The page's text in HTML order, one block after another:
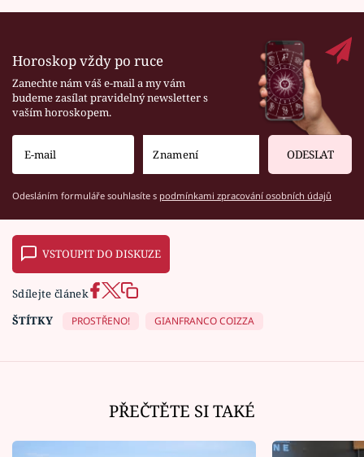
Horoskop vždy po ruce
Zanechte nám váš e-mail a my vám
budeme zasílat pravidelný newsletter s
vaším horoskopem.
ODESLAT
Odesláním formuláře souhlasíte s podmínkami zpracování osobních údajů
VSTOUPIT DO DISKUZE
Sdílejte článek
ŠTÍTKY
PROSTŘENO! GIANFRANCO COIZZA
PŘEČTĚTE SI TAKÉ